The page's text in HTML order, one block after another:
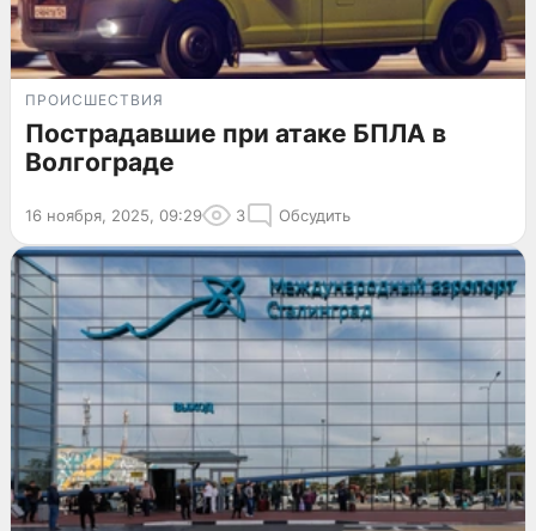
ПРОИСШЕСТВИЯ
Пострадавшие при атаке БПЛА в
Волгограде
16 ноября, 2025, 09:29 3 Обсудить